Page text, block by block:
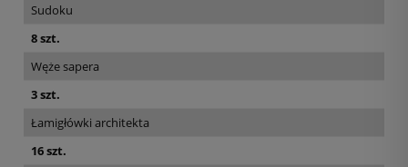
Sudoku
8 szt.
Węże sapera
3 szt.
Łamigłówki architekta
16 szt.